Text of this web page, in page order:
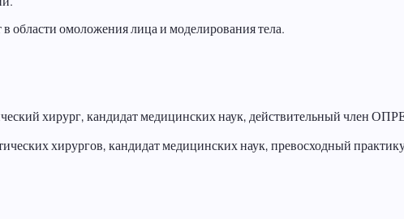
омоложения лица и моделирования тела.
хирург, кандидат медицинских наук, действительный член
хирургов, кандидат медицинских наук, превосходный